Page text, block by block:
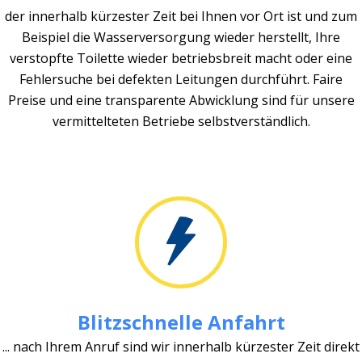
der innerhalb kürzester Zeit bei Ihnen vor Ort ist und zum
Beispiel die Wasserversorgung wieder herstellt, Ihre
verstopfte Toilette wieder betriebsbreit macht oder eine
Fehlersuche bei defekten Leitungen durchführt. Faire
Preise und eine transparente Abwicklung sind für unsere
vermittelteten Betriebe selbstverständlich.
Blitzschnelle Anfahrt
... nach Ihrem Anruf sind wir innerhalb kürzester Zeit direkt